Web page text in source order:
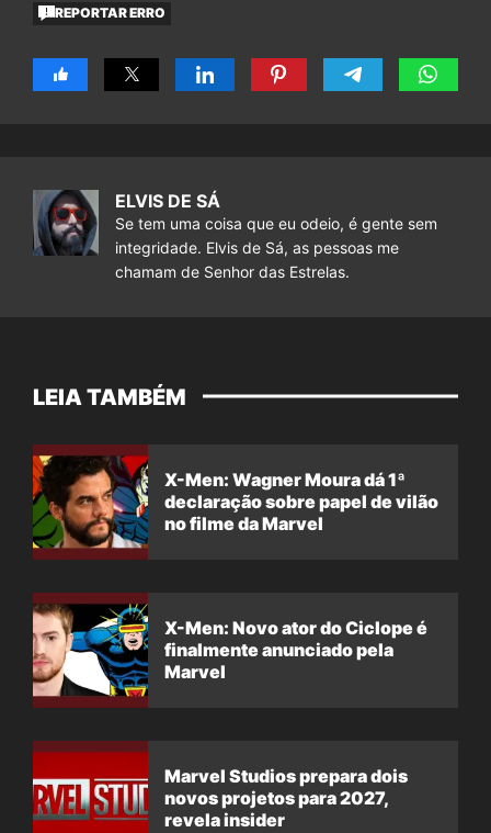
REPORTAR ERRO
ELVIS DE SÁ
Se tem uma coisa que eu odeio, é gente sem
integridade. Elvis de Sá, as pessoas me
chamam de Senhor das Estrelas.
LEIA TAMBÉM
X-Men: Wagner Moura dá 1ª
declaração sobre papel de vilão
no filme da Marvel
X-Men: Novo ator do Ciclope é
finalmente anunciado pela
Marvel
Marvel Studios prepara dois
novos projetos para 2027,
revela insider